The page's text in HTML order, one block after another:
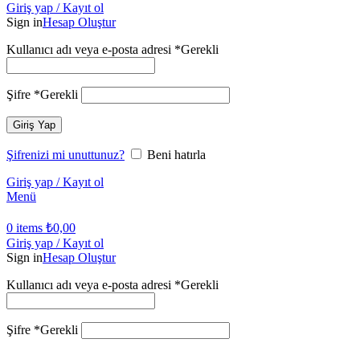
Giriş yap / Kayıt ol
Sign inHesap Oluştur
Kullanıcı adı veya e-posta adresi *Gerekli
Şifre *Gerekli
Giriş Yap
Şifrenizi mi unuttunuz?
Beni hatırla
Giriş yap / Kayıt ol
Menü
0 items ₺0,00
Giriş yap / Kayıt ol
Sign inHesap Oluştur
Kullanıcı adı veya e-posta adresi *Gerekli
Şifre *Gerekli